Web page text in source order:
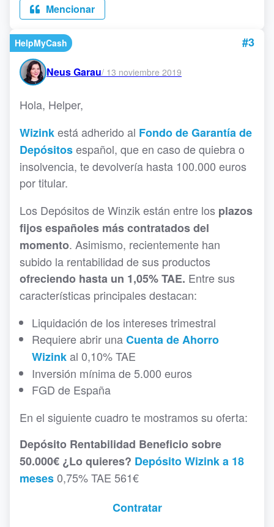
Mencionar
HelpMyCash #3
Neus Garau/ 13 noviembre 2019
Hola, Helper,
Wizinkestá adherido al Fondo de Garantía de
Depósitosespañol, que en caso de quiebra o
insolvencia, te devolvería hasta 100.000 euros
por titular.
Los Depósitos de Winzik están entre los plazos
fijos españoles más contratados del
momento. Asimismo, recientemente han
subido la rentabilidad de sus productos
ofreciendo hasta un 1,05% TAE. Entre sus
características principales destacan:
Liquidación de los intereses trimestral
Requiere abrir unaCuenta de Ahorro
Wizinkal 0,10% TAE
Inversión mínima de 5.000 euros
FGD de España
En el siguiente cuadro te mostramos su oferta:
Depósito Rentabilidad Beneficio sobre
50.000€ ¿Lo quieres? Depósito Wizink a 18
meses0,75% TAE 561€
Contratar